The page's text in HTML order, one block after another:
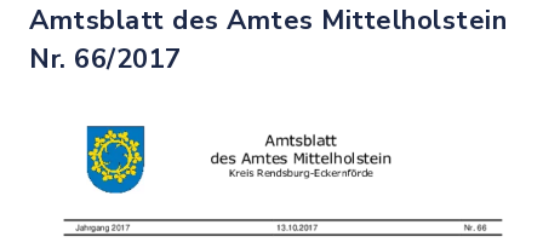
Amtsblatt des Amtes Mittelholstein
Nr. 66/2017